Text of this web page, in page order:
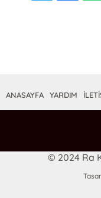
ANASAYFA YARDIM
© 2024 Ra